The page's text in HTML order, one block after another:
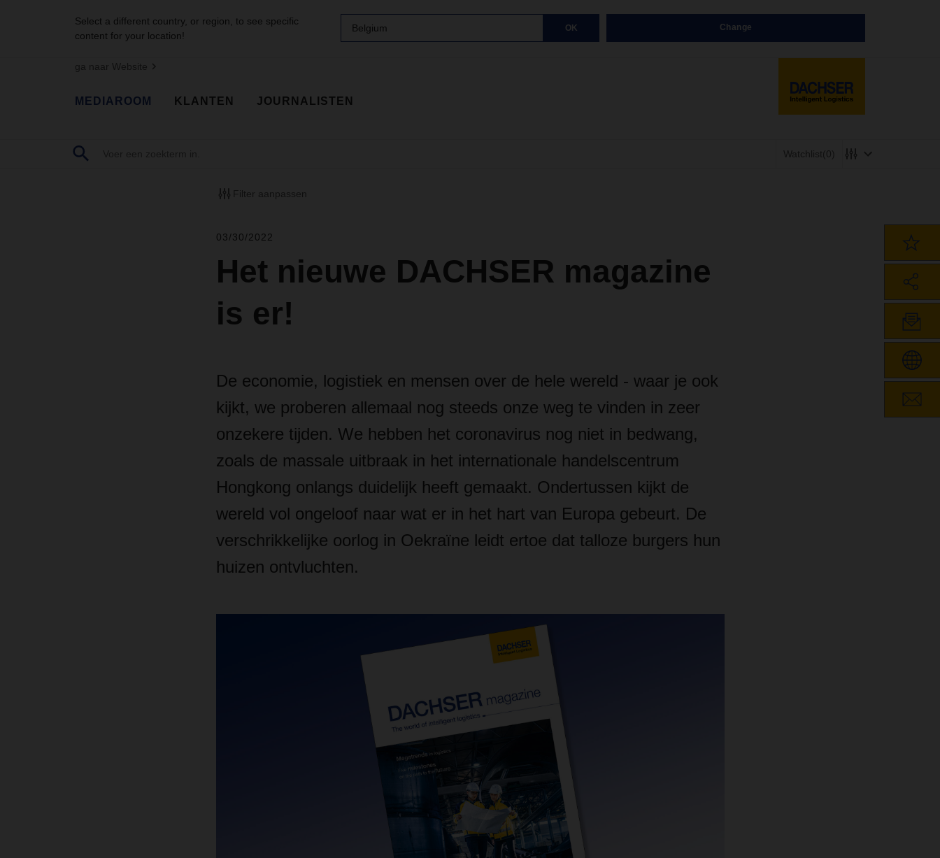
Select a different country, or region, to see specific
content for your location!
Belgium OK Change
ga naar Website
MEDIAROOM KLANTEN JOURNALISTEN
Watchlist(0)
Filter aanpassen
03/30/2022
Het nieuwe DACHSER magazine
is er!
De economie, logistiek en mensen over de hele wereld - waar je ook
kijkt, we proberen allemaal nog steeds onze weg te vinden in zeer
onzekere tijden. We hebben het coronavirus nog niet in bedwang,
zoals de massale uitbraak in het internationale handelscentrum
Hongkong onlangs duidelijk heeft gemaakt. Ondertussen kijkt de
wereld vol ongeloof naar wat er in het hart van Europa gebeurt. De
verschrikkelijke oorlog in Oekraïne leidt ertoe dat talloze burgers hun
huizen ontvluchten.